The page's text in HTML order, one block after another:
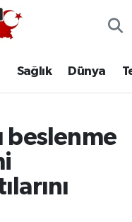
Sağlık Dünya
beslenme